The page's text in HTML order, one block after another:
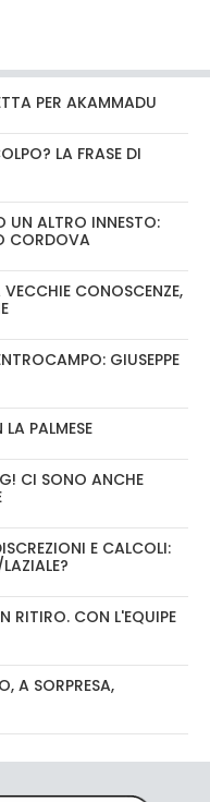
PER AKAMMADU
LA FRASE DI
UN ALTRO INNESTO:
CORDOVA
CONOSCENZE,
GIUSEPPE
PALMESE
G! CI SONO ANCHE
E CALCOLI:
RITIRO. CON L'EQUIPE
A SORPRESA,